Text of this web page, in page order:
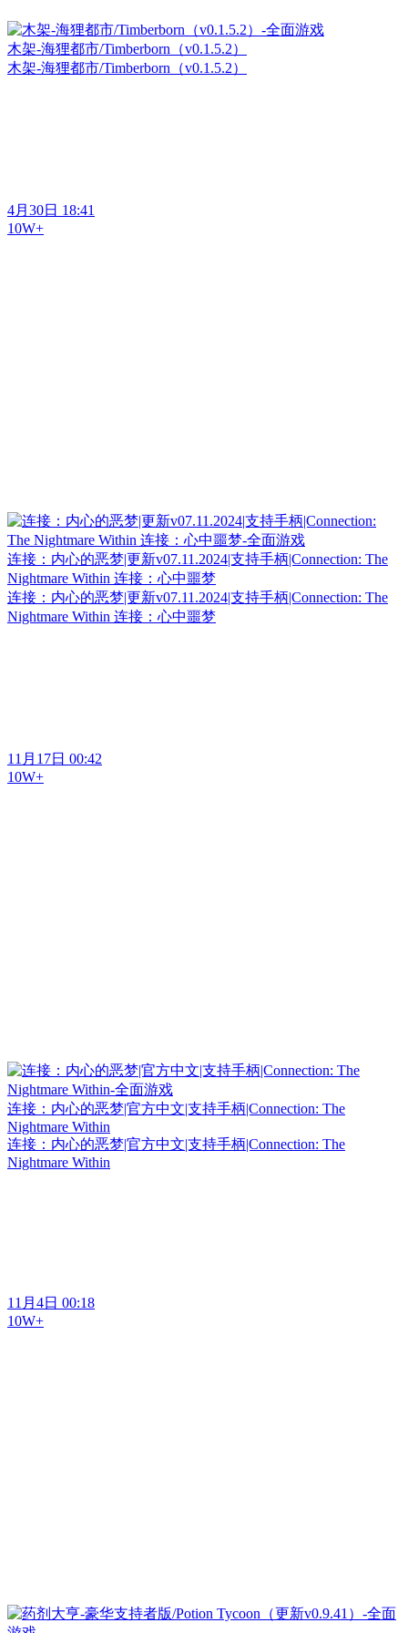
木架-海狸都市/Timberborn（v0.1.5.2）
木架-海狸都市/Timberborn（v0.1.5.2）
4月30日 18:41
10W+
连接：内心的恶梦|更新v07.11.2024|支持手柄|Connection: The
Nightmare Within 连接：心中噩梦
连接：内心的恶梦|更新v07.11.2024|支持手柄|Connection: The
Nightmare Within 连接：心中噩梦
11月17日 00:42
10W+
连接：内心的恶梦|官方中文|支持手柄|Connection: The
Nightmare Within
连接：内心的恶梦|官方中文|支持手柄|Connection: The
Nightmare Within
11月4日 00:18
10W+